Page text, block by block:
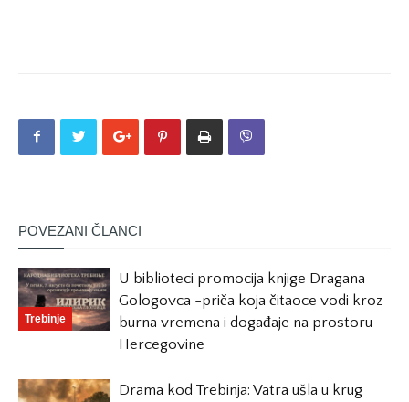
POVEZANI ČLANCI
Trebinje
U biblioteci promocija knjige Dragana
Gologovca -priča koja čitaoce vodi kroz
burna vremena i događaje na prostoru
Hercegovine
Drama kod Trebinja: Vatra ušla u krug